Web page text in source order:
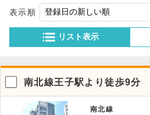
リスト表示
表示順
南北線王子駅より徒歩9分
南北線